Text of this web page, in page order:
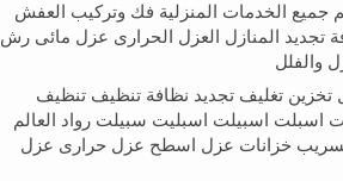
جميع الخدمات المنزلية فك وتركيب العفش
تجديد المنازل العزل الحرارى عزل مائى رش
والفلل
تغليف تجديد نظافة تنظيف تنظيف
اسبيلت اسبليت سبيلت رواد العالم
خزانات عزل اسطح عزل حرارى عزل